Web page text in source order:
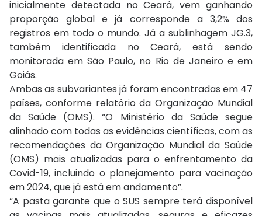
inicialmente detectada no Ceará, vem ganhando
proporção global e já corresponde a 3,2% dos
registros em todo o mundo. Já a sublinhagem JG.3,
também identificada no Ceará, está sendo
monitorada em São Paulo, no Rio de Janeiro e em
Goiás.
Ambas as subvariantes já foram encontradas em 47
países, conforme relatório da Organização Mundial
da Saúde (OMS). “O Ministério da Saúde segue
alinhado com todas as evidências científicas, com as
recomendações da Organização Mundial da Saúde
(OMS) mais atualizadas para o enfrentamento da
Covid-19, incluindo o planejamento para vacinação
em 2024, que já está em andamento”.
“A pasta garante que o SUS sempre terá disponível